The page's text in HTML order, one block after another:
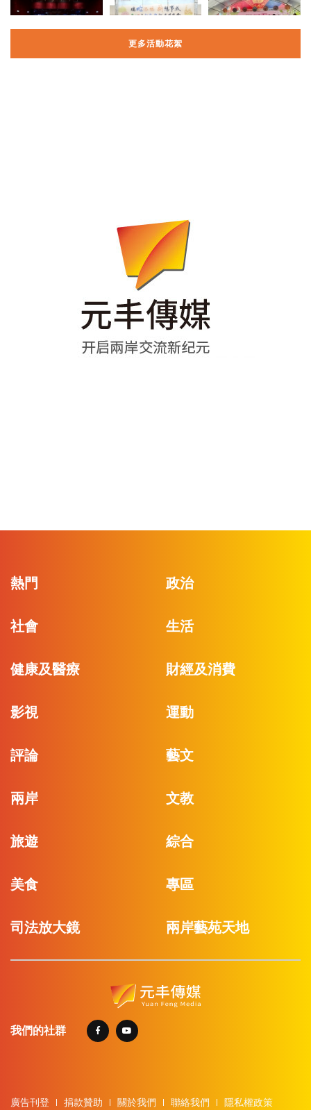
更多活動花絮
熱門 政治
社會 生活
健康及醫療 財經及消費
影視 運動
評論 藝文
兩岸 文教
旅遊 綜合
美食 專區
司法放大鏡 兩岸藝苑天地
我們的社群
廣告刊登 捐款贊助 關於我們 聯絡我們 隱私權政策